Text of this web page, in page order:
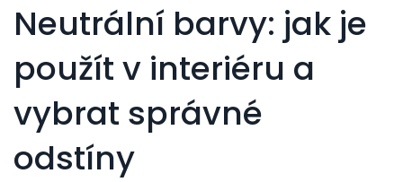
Neutrální barvy: jak je
použít v interiéru a
vybrat správné
odstíny